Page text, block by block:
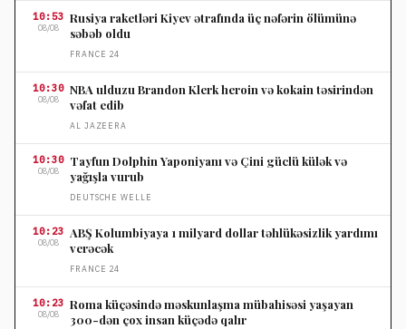
10:53
08/08
Rusiya raketləri Kiyev ətrafında üç nəfərin ölümünə
səbəb oldu
FRANCE 24
10:30
08/08
NBA ulduzu Brandon Klerk heroin və kokain təsirindən
vəfat edib
AL JAZEERA
10:30
08/08
Tayfun Dolphin Yaponiyanı və Çini güclü külək və
yağışla vurub
DEUTSCHE WELLE
10:23
08/08
ABŞ Kolumbiyaya 1 milyard dollar təhlükəsizlik yardımı
verəcək
FRANCE 24
10:23
08/08
Roma küçəsində məskunlaşma mübahisəsi yaşayan
300-dən çox insan küçədə qalır